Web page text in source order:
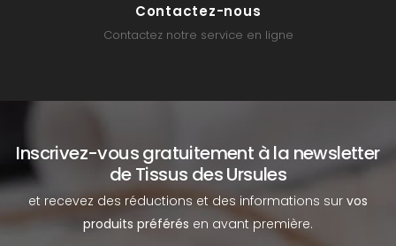
Contactez-nous
Contactez notre service en ligne
Inscrivez-vous gratuitement à la newsletter
de Tissus des Ursules
et recevez des réductions et des informations sur vos
produits préférés en avant première.